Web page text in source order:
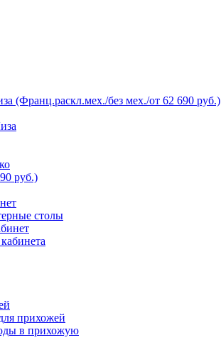
(Франц.раскл.мех./без мех./от 62 690 руб.)
руб.)
столы
прихожей
в прихожую